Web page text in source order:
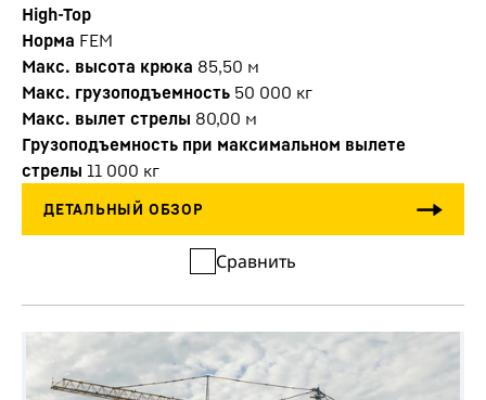
High-Top
Норма FEM
Макс. высота крюка 85,50 м
Макс. грузоподъемность 50 000 кг
Макс. вылет стрелы 80,00 м
Грузоподъемность при максимальном вылете
стрелы 11 000 кг
Сравнить